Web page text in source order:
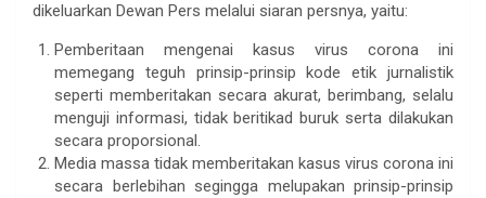
dikeluarkan Dewan Pers melalui siaran persnya, yaitu:
Pemberitaan mengenai kasus virus corona ini
memegang teguh prinsip-prinsip kode etik jurnalistik
seperti memberitakan secara akurat, berimbang, selalu
menguji informasi, tidak beritikad buruk serta dilakukan
secara proporsional.
Media massa tidak memberitakan kasus virus corona ini
secara berlebihan segingga melupakan prinsip-prinsip